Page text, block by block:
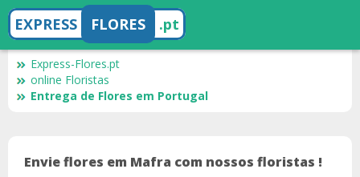
EXPRESS FLORES .pt
Express-Flores.pt
online Floristas
Entrega de Flores em Portugal
Envie flores em Mafra com nossos floristas !